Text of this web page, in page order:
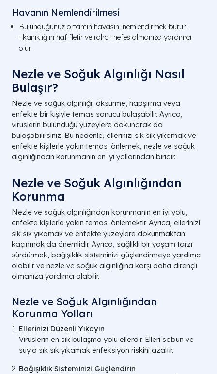
Havanın Nemlendirilmesi
Bulunduğunuz ortamın havasını nemlendirmek burun
tıkanıklığını hafifletir ve rahat nefes almanıza yardımcı
olur.
Nezle ve Soğuk Algınlığı Nasıl
Bulaşır?
Nezle ve soğuk algınlığı, öksürme, hapşırma veya
enfekte bir kişiyle temas sonucu bulaşabilir. Ayrıca,
virüslerin bulunduğu yüzeylere dokunarak da
bulaşabilirsiniz. Bu nedenle, ellerinizi sık sık yıkamak ve
enfekte kişilerle yakın teması önlemek, nezle ve soğuk
algınlığından korunmanın en iyi yollarından biridir.
Nezle ve Soğuk Algınlığından
Korunma
Nezle ve soğuk algınlığından korunmanın en iyi yolu,
enfekte kişilerle yakın teması önlemektir. Ayrıca, ellerinizi
sık sık yıkamak ve enfekte yüzeylere dokunmaktan
kaçınmak da önemlidir. Ayrıca, sağlıklı bir yaşam tarzı
sürdürmek, bağışıklık sisteminizi güçlendirmeye yardımcı
olabilir ve nezle ve soğuk algınlığına karşı daha dirençli
olmanıza yardımcı olabilir.
Nezle ve Soğuk Algınlığından
Korunma Yolları
Ellerinizi Düzenli Yıkayın
Virüslerin en sık bulaşma yolu ellerdir. Elleri sabun ve
suyla sık sık yıkamak enfeksiyon riskini azaltır.
Bağışıklık Sisteminizi Güçlendirin